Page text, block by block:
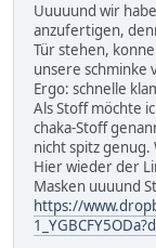
Uuuuund wir
anzufertigen,
Tür stehen,
unsere schminke
Ergo: schnelle
Als Stoff möchte
chaka-Stoff
nicht spitz genug.
Hier wieder der
Masken uuuund
https://